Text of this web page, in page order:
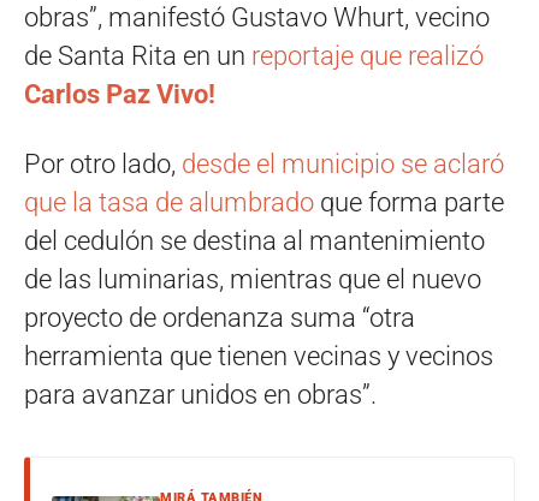
obras”, manifestó Gustavo Whurt, vecino
de Santa Rita en un reportaje que realizó
Carlos Paz Vivo!
Por otro lado, desde el municipio se aclaró
que la tasa de alumbrado que forma parte
del cedulón se destina al mantenimiento
de las luminarias, mientras que el nuevo
proyecto de ordenanza suma “otra
herramienta que tienen vecinas y vecinos
para avanzar unidos en obras”.